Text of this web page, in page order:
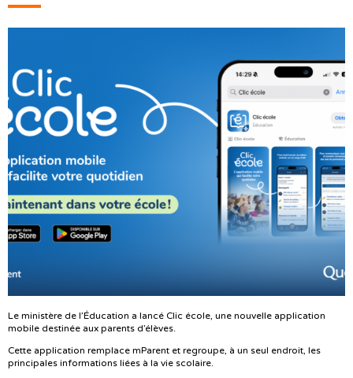
Le ministère de l’Éducation a lancé Clic école, une nouvelle application
mobile destinée aux parents d’élèves.
Cette application remplace mParent et regroupe, à un seul endroit, les
principales informations liées à la vie scolaire.